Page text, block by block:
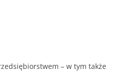
– w tym także